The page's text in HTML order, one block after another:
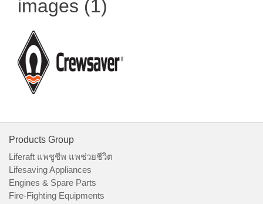
images (1)
Products Group
Liferaft แพชูชีพ แพช่วยชีวิต
Lifesaving Appliances
Engines & Spare Parts
Fire-Fighting Equipments